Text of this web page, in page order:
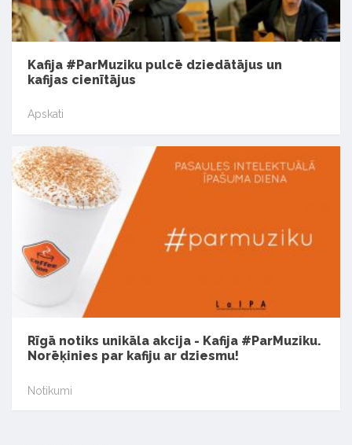
Kafija #ParMuziku pulcē dziedātājus un
kafijas cienītājus
Apskati
Rīgā notiks unikāla akcija - Kafija #ParMuziku.
Norēķinies par kafiju ar dziesmu!
Notikumi